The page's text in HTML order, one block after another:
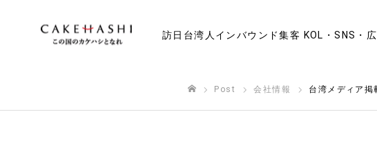
訪日台湾人インバウンド集客 KOL・SNS・
Post 会社情報 台湾メディア掲